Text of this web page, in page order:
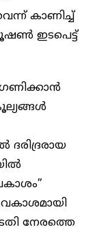
കാണിച്ച്
ഭൂഷൺ ഇടപെട്ട്
ദരിദ്രരായ
നേരത്തെ